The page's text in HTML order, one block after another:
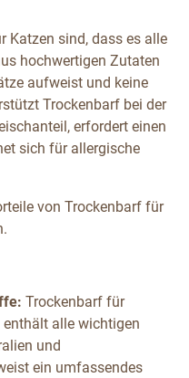
Katzen sind, dass es alle
hochwertigen Zutaten
aufweist und keine
Trockenbarf bei der
erfordert einen
sich für allergische
von Trockenbarf für
Trockenbarf für
alle wichtigen
und
ein umfassendes